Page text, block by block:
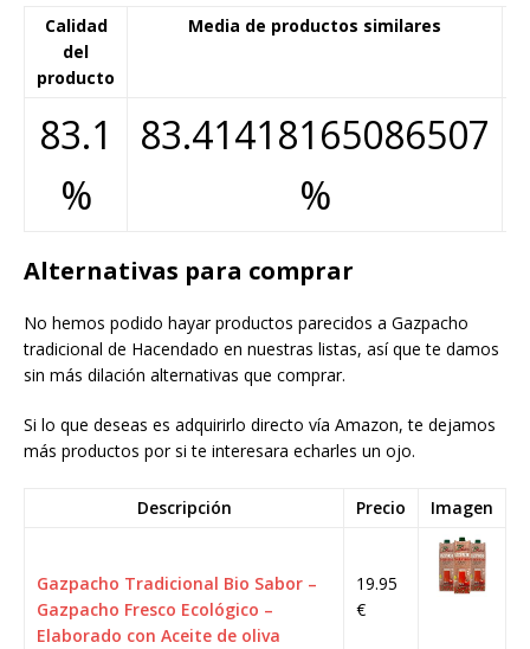
Calidad
del
producto
Media de productos similares
83.1
%
83.41418165086507
%
Alternativas para comprar
No hemos podido hayar productos parecidos a Gazpacho
tradicional de Hacendado en nuestras listas, así que te damos
sin más dilación alternativas que comprar.
Si lo que deseas es adquirirlo directo vía Amazon, te dejamos
más productos por si te interesara echarles un ojo.
Descripción Precio Imagen
Gazpacho Tradicional Bio Sabor –
Gazpacho Fresco Ecológico –
Elaborado con Aceite de oliva
19.95
€